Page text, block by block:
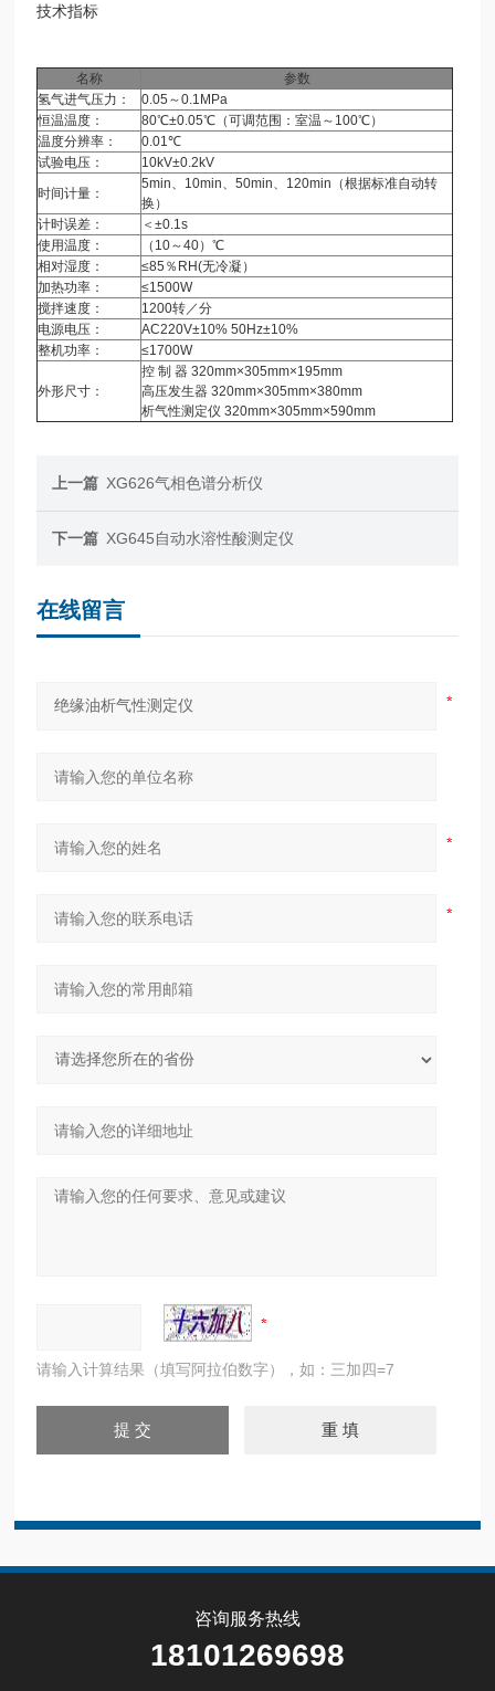
技术指标
名称
参数
氢气进气压力：
0.05～0.1MPa
恒温温度：
80℃±0.05℃（可调范围：室温～100℃）
温度分辨率：
0.01℃
试验电压：
10kV±0.2kV
时间计量：
5min、10min、50min、120min（根据标准自动转
换）
计时误差：
＜±0.1s
使用温度：
（10～40）℃
相对湿度：
≤85％RH(无冷凝）
加热功率：
≤1500W
搅拌速度：
1200转／分
电源电压：
AC220V±10% 50Hz±10%
整机功率：
≤1700W
外形尺寸：
控 制 器 320mm×305mm×195mm
高压发生器 320mm×305mm×380mm
析气性测定仪 320mm×305mm×590mm
上一篇 XG626气相色谱分析仪
下一篇 XG645自动水溶性酸测定仪
在线留言
请输入计算结果（填写阿拉伯数字），如：三加四=7
咨询服务热线
18101269698